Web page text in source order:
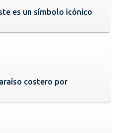
es un símbolo icónico
costero por